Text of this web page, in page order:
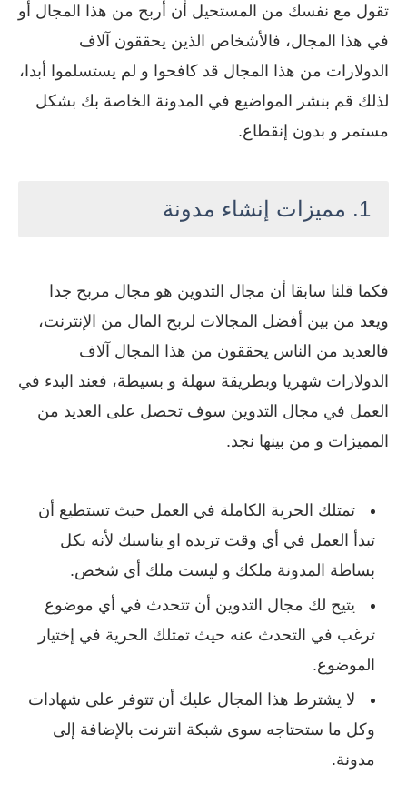
تقول مع نفسك من المستحيل أن أربح من هذا المجال أو
في هذا المجال، فالأشخاص الذين يحققون آلاف
الدولارات من هذا المجال قد كافحوا و لم يستسلموا أبدا،
لذلك قم بنشر المواضيع في المدونة الخاصة بك بشكل
مستمر و بدون إنقطاع.
1. مميزات إنشاء مدونة
فكما قلنا سابقا أن مجال التدوين هو مجال مربح جدا
ويعد من بين أفضل المجالات لربح المال من الإنترنت،
فالعديد من الناس يحققون من هذا المجال آلاف
الدولارات شهريا وبطريقة سهلة و بسيطة، فعند البدء في
العمل في مجال التدوين سوف تحصل على العديد من
المميزات و من بينها نجد.
تمتلك الحرية الكاملة في العمل حيث تستطيع أن
تبدأ العمل في أي وقت تريده او يناسبك لأنه بكل
بساطة المدونة ملكك و ليست ملك أي شخص.
يتيح لك مجال التدوين أن تتحدث في أي موضوع
ترغب في التحدث عنه حيث تمتلك الحرية في إختيار
الموضوع.
لا يشترط هذا المجال عليك أن تتوفر على شهادات
وكل ما ستحتاجه سوى شبكة انترنت بالإضافة إلى
مدونة.